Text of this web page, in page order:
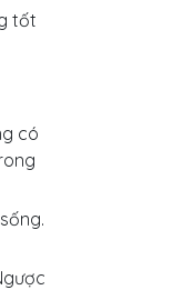
tốt
có